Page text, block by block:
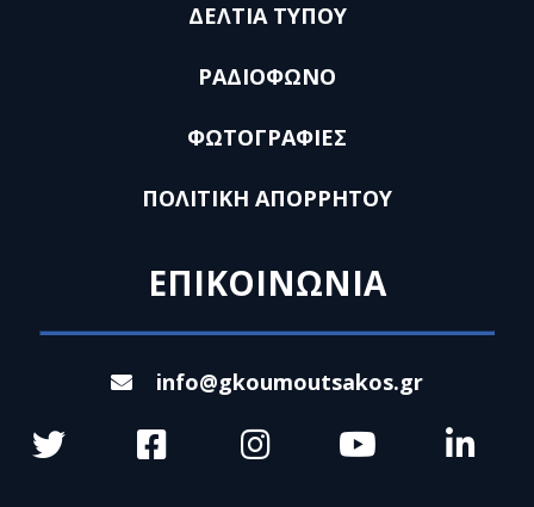
ΔΕΛΤΙΑ ΤΥΠΟΥ
ΡΑΔΙΟΦΩΝΟ
ΦΩΤΟΓΡΑΦΙΕΣ
ΠΟΛΙΤΙΚΗ ΑΠΟΡΡΗΤΟΥ
ΕΠΙΚΟΙΝΩΝΙΑ
info@gkoumoutsakos.gr